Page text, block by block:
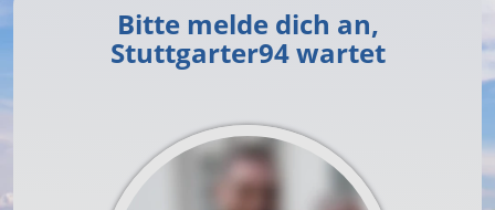
Bitte melde dich an,
Stuttgarter94 wartet